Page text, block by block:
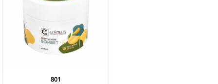
801